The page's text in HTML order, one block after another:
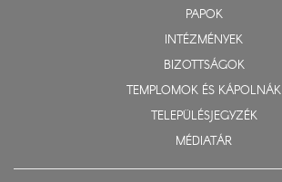
PAPOK
INTÉZMÉNYEK
BIZOTTSÁGOK
TEMPLOMOK ÉS KÁPOLNÁK
TELEPÜLÉSJEGYZÉK
MÉDIATÁR